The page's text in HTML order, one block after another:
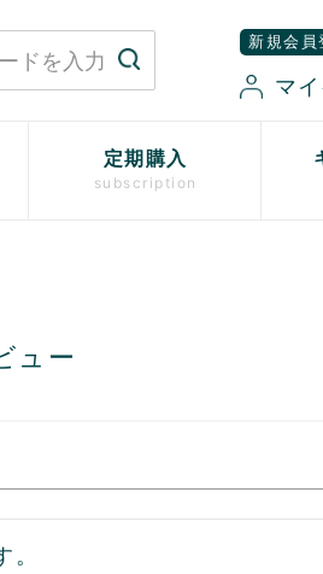
新規会
マ
定期購入
subscription
ュー